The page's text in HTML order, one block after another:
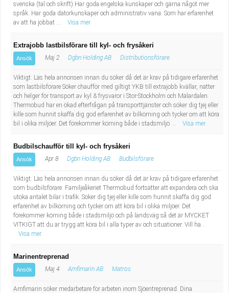
svenska (tal och skrift) Har goda engelska kunskaper och gärna något mer
språk. Har goda datorkunskaper och administrativ vana. Som har erfarenhet
av att ha jobbat ...
Visa mer
Extrajobb lastbilsförare till kyl- och frysåkeri
Ansök Maj 2 Dgbn Holding AB Distributionsförare
Viktigt: Läs hela annonsen innan du söker då det är krav på tidigare erfarenhet
som lastbilsförare Söker chaufför med giltigt YKB till extrajobb kvällar, nätter
och helger för transport av kyl & frysvaror i Stor-Stockholm och Mälardalen.
Thermobud har en ökad efterfrågan på transporttjänster och söker dig tjej eller
kille som hunnit skaffa dig god erfarenhet av bilkörning och tycker om att köra
bil i olika miljöer. Det förekommer körning både i stadsmiljö ...
Visa mer
Budbilschaufför till kyl- och frysåkeri
Ansök Apr 8 Dgbn Holding AB Budbilsförare
Viktigt: Läs hela annonsen innan du söker då det är krav på tidigare erfarenhet
som budbilsförare. Familjeåkeriet Thermobud fortsätter att expandera och ska
utöka antalet bilar i trafik. Söker dig tjej eller kille som hunnit skaffa dig god
erfarenhet av bilkörning och tycker om att köra bil i olika miljöer. Det
förekommer körning både i stadsmiljö och på landsväg så det är MYCKET
VITKIGT att du är trygg att köra bil i alla typer av och situationer. Vill ha...
Visa mer
Marinentreprenad
Ansök Maj 4 Amfimarin AB Matros
Amfimarin söker medarbetare för arbeten inom Sjöentreprenad. Dina